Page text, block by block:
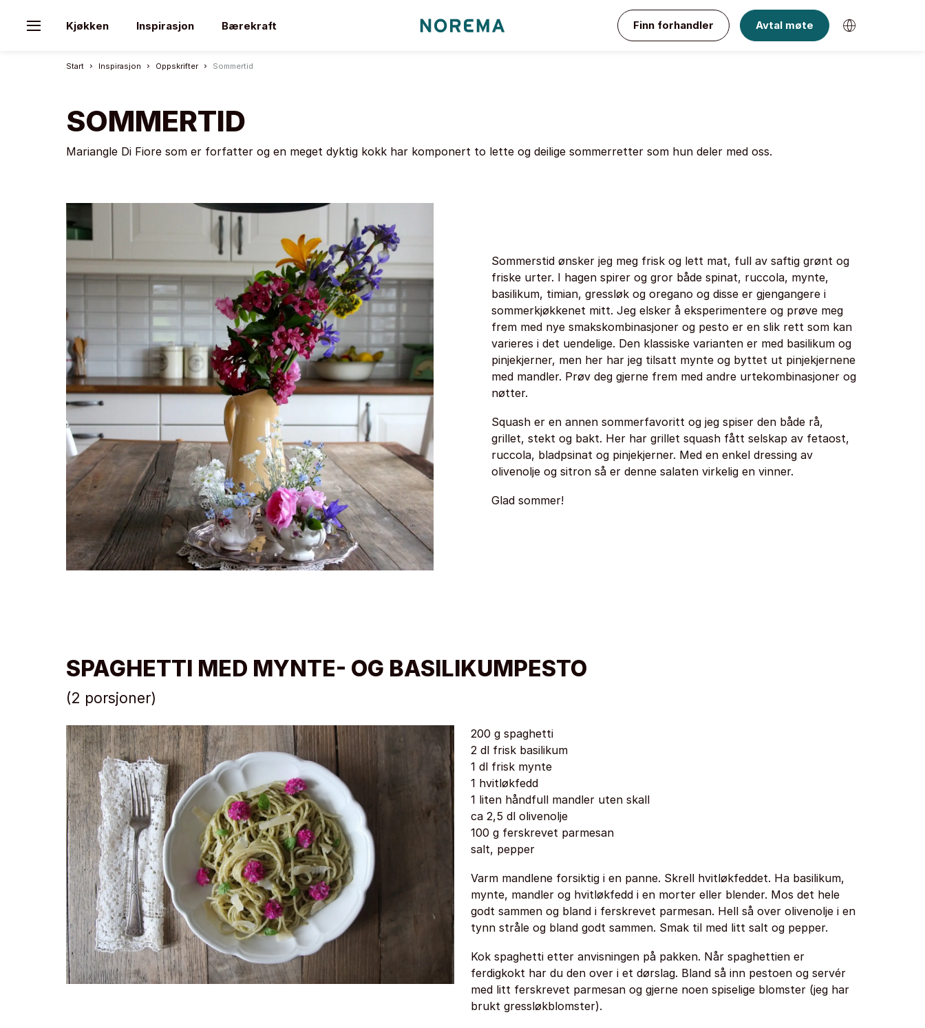
Go
Kjøkken Inspirasjon Bærekraft Finn forhandler Avtal møte
Start Inspirasjon Oppskrifter Sommertid
SOMMERTID
Mariangle Di Fiore som er forfatter og en meget dyktig kokk har komponert to lette og deilige sommerretter som hun deler med oss.
Sommerstid ønsker jeg meg frisk og lett mat, full av saftig grønt og
friske urter. I hagen spirer og gror både spinat, ruccola, mynte,
basilikum, timian, gressløk og oregano og disse er gjengangere i
sommerkjøkkenet mitt. Jeg elsker å eksperimentere og prøve meg
frem med nye smakskombinasjoner og pesto er en slik rett som kan
varieres i det uendelige. Den klassiske varianten er med basilikum og
pinjekjerner, men her har jeg tilsatt mynte og byttet ut pinjekjernene
med mandler. Prøv deg gjerne frem med andre urtekombinasjoner og
nøtter.
Squash er en annen sommerfavoritt og jeg spiser den både rå,
grillet, stekt og bakt. Her har grillet squash fått selskap av fetaost,
ruccola, bladpsinat og pinjekjerner. Med en enkel dressing av
olivenolje og sitron så er denne salaten virkelig en vinner.
Glad sommer!
SPAGHETTI MED MYNTE- OG BASILIKUMPESTO
(2 porsjoner)
200 g spaghetti
2 dl frisk basilikum
1 dl frisk mynte
1 hvitløkfedd
1 liten håndfull mandler uten skall
ca 2,5 dl olivenolje
100 g ferskrevet parmesan
salt, pepper
Varm mandlene forsiktig i en panne. Skrell hvitløkfeddet. Ha basilikum,
mynte, mandler og hvitløkfedd i en morter eller blender. Mos det hele
godt sammen og bland i ferskrevet parmesan. Hell så over olivenolje i en
tynn stråle og bland godt sammen. Smak til med litt salt og pepper.
Kok spaghetti etter anvisningen på pakken. Når spaghettien er
ferdigkokt har du den over i et dørslag. Bland så inn pestoen og servér
med litt ferskrevet parmesan og gjerne noen spiselige blomster (jeg har
brukt gressløkblomster).